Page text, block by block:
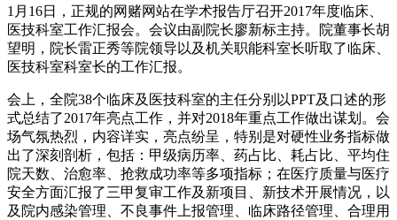
1 月 16日，正规的网赌网站在学术报告厅召开2017年度临床、
医技科室工作汇报会。会议由副院长廖新标主持。院董事长胡
望明，院长雷正秀等院领导以及机关职能科室长听取了临床、
医技科室科室长的工作汇报。
会上，全院38个临床及医技科室的主任分别以PPT及口述的形
式总结了2017年亮点工作，并对2018年重点工作做出谋划。会
场气氛热烈，内容详实，亮点纷呈，特别是对硬性业务指标做
出了深刻剖析，包括：甲级病历率、药占比、耗占比、平均住
院天数、治愈率、抢救成功率等多项指标；在医疗质量与医疗
安全方面汇报了三甲复审工作及新项目、新技术开展情况，以
及院内感染管理、不良事件上报管理、临床路径管理、合理用